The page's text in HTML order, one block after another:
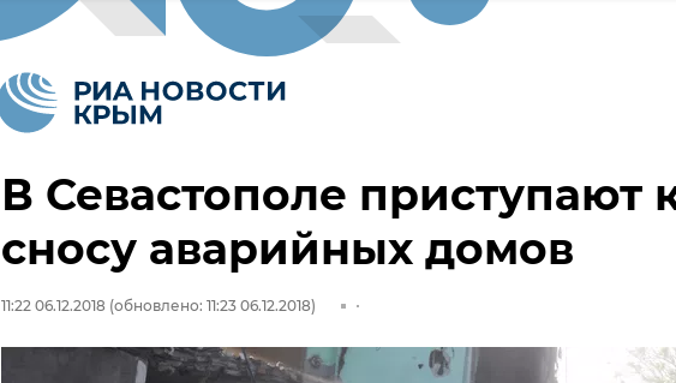
В Севастополе приступают
сносу аварийных домов
11:22 06.12.2018 (обновлено: 11:23 06.12.2018)